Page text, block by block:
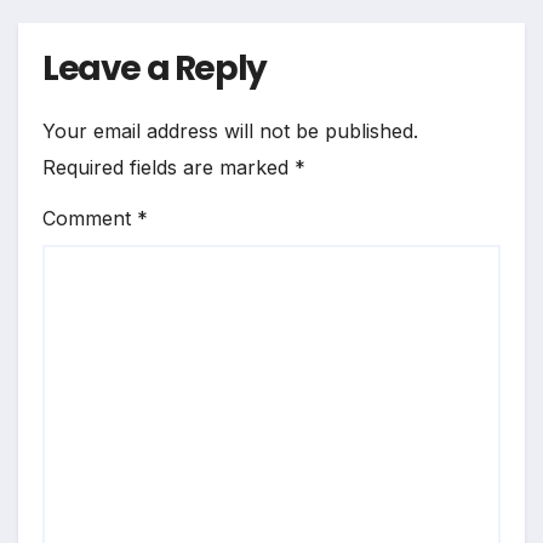
Leave a Reply
Your email address will not be published.
Required fields are marked *
Comment *